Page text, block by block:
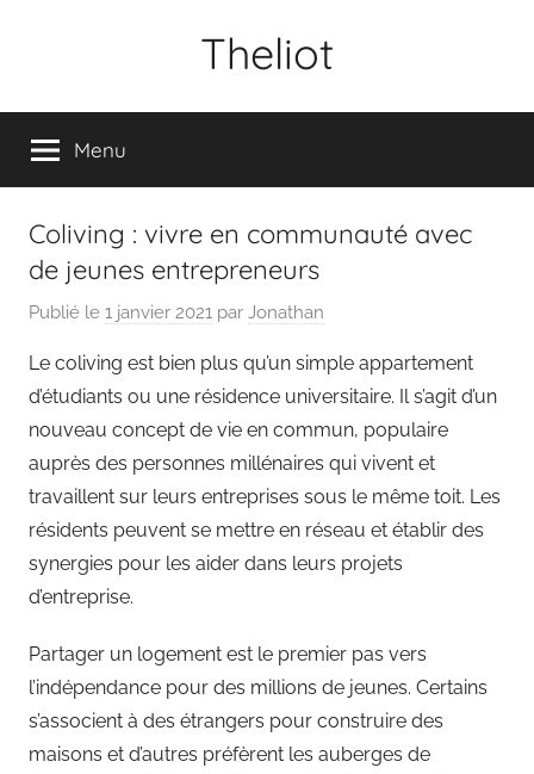
Theliot
Menu
Coliving : vivre en communauté avec
de jeunes entrepreneurs
Publié le 1 janvier 2021 par Jonathan
Le coliving est bien plus qu’un simple appartement
d’étudiants ou une résidence universitaire. Il s’agit d’un
nouveau concept de vie en commun, populaire
auprès des personnes millénaires qui vivent et
travaillent sur leurs entreprises sous le même toit. Les
résidents peuvent se mettre en réseau et établir des
synergies pour les aider dans leurs projets
d’entreprise.
Partager un logement est le premier pas vers
l’indépendance pour des millions de jeunes. Certains
s’associent à des étrangers pour construire des
maisons et d’autres préfèrent les auberges de